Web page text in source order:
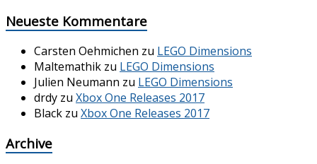
Neueste Kommentare
Carsten Oehmichen zu LEGO Dimensions
Maltemathik zu LEGO Dimensions
Julien Neumann zu LEGO Dimensions
drdy zu Xbox One Releases 2017
Black zu Xbox One Releases 2017
Archive